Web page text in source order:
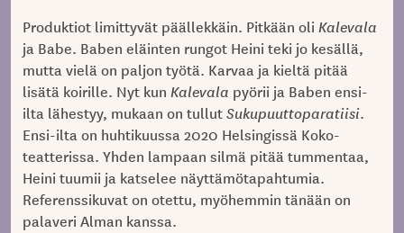
Produktiot limittyvät päällekkäin. Pitkään oli Kalevala
ja Babe. Baben eläinten rungot Heini teki jo kesällä,
mutta vielä on paljon työtä. Karvaa ja kieltä pitää
lisätä koirille. Nyt kun Kalevala pyörii ja Baben ensi-
ilta lähestyy, mukaan on tullutSukupuuttoparatiisi.
Ensi-ilta on huhtikuussa 2020 Helsingissä Koko-
teatterissa. Yhden lampaan silmä pitää tummentaa,
Heini tuumii ja katselee näyttämötapahtumia.
Referenssikuvat on otettu, myöhemmin tänään on
palaveri Alman kanssa.